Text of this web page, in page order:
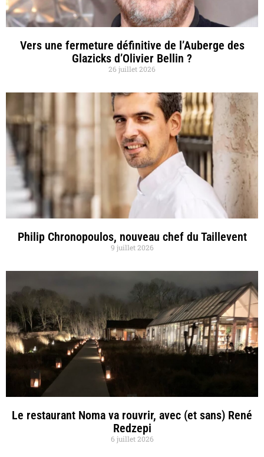
Vers une fermeture définitive de l’Auberge des
Glazicks d’Olivier Bellin ?
26 juillet 2026
Philip Chronopoulos, nouveau chef du Taillevent
9 juillet 2026
Le restaurant Noma va rouvrir, avec (et sans) René
Redzepi
6 juillet 2026